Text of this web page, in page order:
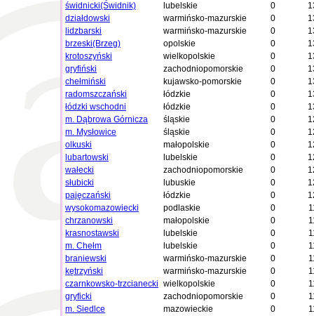
świdnicki(Świdnik)
lubelskie 0
działdowski
warmińsko-mazurskie 0
lidzbarski
warmińsko-mazurskie 0
brzeski(Brzeg)
opolskie 0
krotoszyński
wielkopolskie 0
gryfiński
zachodniopomorskie 0
chełmiński
kujawsko-pomorskie 0
radomszczański
łódzkie 0
łódzki wschodni
łódzkie 0
m. Dąbrowa Górnicza
śląskie 0
m. Mysłowice
śląskie 0
olkuski
małopolskie 0
lubartowski
lubelskie 0
wałecki
zachodniopomorskie 0
słubicki
lubuskie 0
pajęczański
łódzkie 0
wysokomazowiecki
podlaskie 0
chrzanowski
małopolskie 0
krasnostawski
lubelskie 0
m. Chełm
lubelskie 0
braniewski
warmińsko-mazurskie 0
kętrzyński
warmińsko-mazurskie 0
czarnkowsko-trzcianecki wielkopolskie 0
gryficki
zachodniopomorskie 0
m. Siedlce
mazowieckie 0